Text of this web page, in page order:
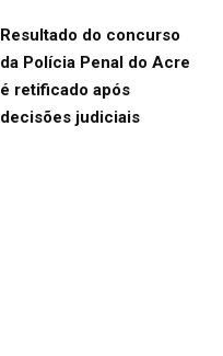
Resultado do concurso
da Polícia Penal do Acre
é retificado após
decisões judiciais